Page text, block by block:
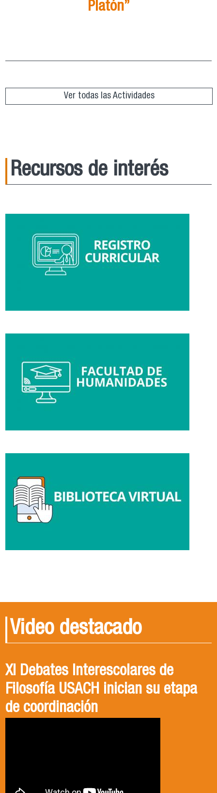
Platón”
Ver todas las Actividades
Recursos de interés
Video destacado
XI Debates Interescolares de
Filosofía USACH inician su etapa
de coordinación